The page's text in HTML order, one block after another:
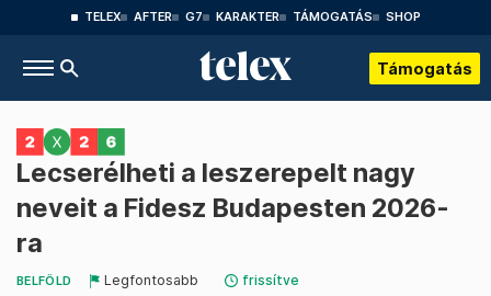
TELEX AFTER G7 KARAKTER TÁMOGATÁS SHOP
Támogatás
Lecserélheti a leszerepelt nagy
neveit a Fidesz Budapesten 2026-
ra
BELFÖLD Legfontosabb frissítve